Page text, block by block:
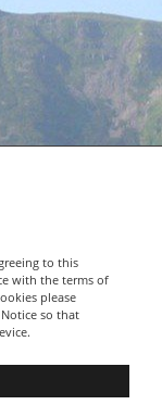
to this
with the terms of
please
so that
- Region